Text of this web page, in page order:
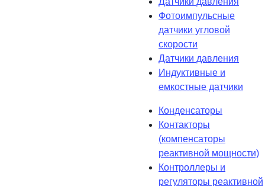
Фотоимпульсные
датчики угловой
скорости
Датчики давления
Индуктивные и
емкостные датчики
Конденсаторы
Контакторы
(компенсаторы
реактивной мощности)
Контроллеры и
регуляторы реактивной